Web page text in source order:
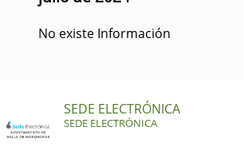
No existe Información
SEDE ELECTRÓNICA
SEDE ELECTRÓNICA